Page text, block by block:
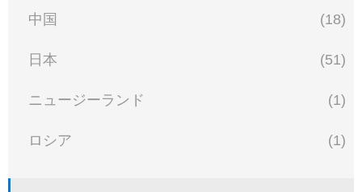
中国 (18)
日本 (51)
ニュージーランド (1)
ロシア (1)